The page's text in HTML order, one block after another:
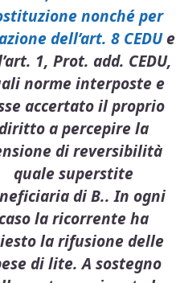
nonché per
dell’art. 8 CEDUe
1, Prot. add. CEDU,
norme interposte e
accertato il proprio
a percepire la
di reversibilità
quale superstite
di B.. In ogni
la ricorrente ha
la rifusione delle
di lite. A sostegno